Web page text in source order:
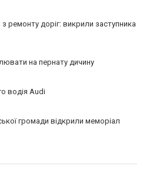
ремонту доріг: викрили заступника
на пернату дичину
водія Audi
громади відкрили меморіал